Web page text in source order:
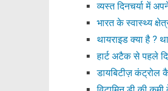
व्यस्त दिनचर्या में
भारत के स्वास्थ्य
थायराइड क्या है ?
हार्ट अटैक से पहले
डायबिटीज़